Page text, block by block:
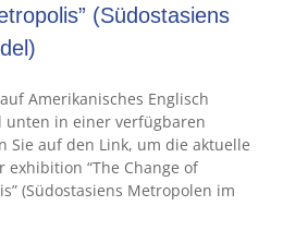
(Südostasiens
Amerikanisches Englisch
in einer verfügbaren
Sie auf den Link, um die aktuelle
exhibition “The Change of
(Südostasiens Metropolen im